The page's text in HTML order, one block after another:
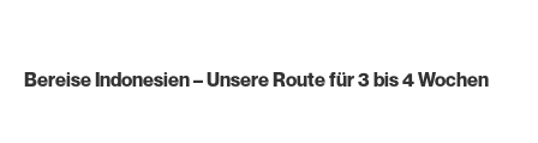
Bereise Indonesien – Unsere Route für 3 bis 4 Wochen